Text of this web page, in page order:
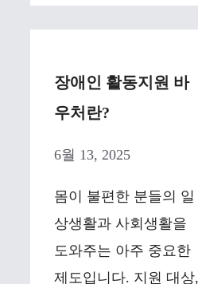
장애인 활동지원 바
우처란?
6월 13, 2025
몸이 불편한 분들의 일
상생활과 사회생활을
도와주는 아주 중요한
제도입니다. 지원 대상,